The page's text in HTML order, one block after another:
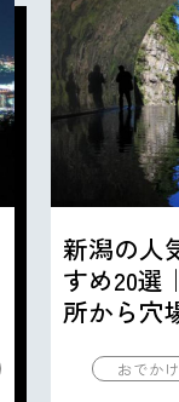
新潟の人
すめ20選
所から穴
おでか